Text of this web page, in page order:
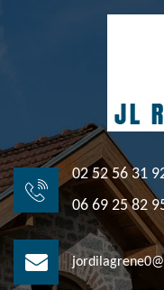
02 52 56 31
06 69 25 82